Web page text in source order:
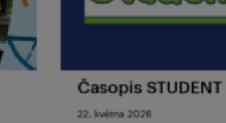
Časopis STUDENT
22. května 2026